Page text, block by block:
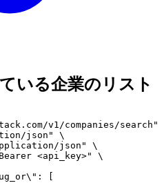
いる企業のリスト
v1/companies/search"
json" \
json" \
<api_key>" \
[